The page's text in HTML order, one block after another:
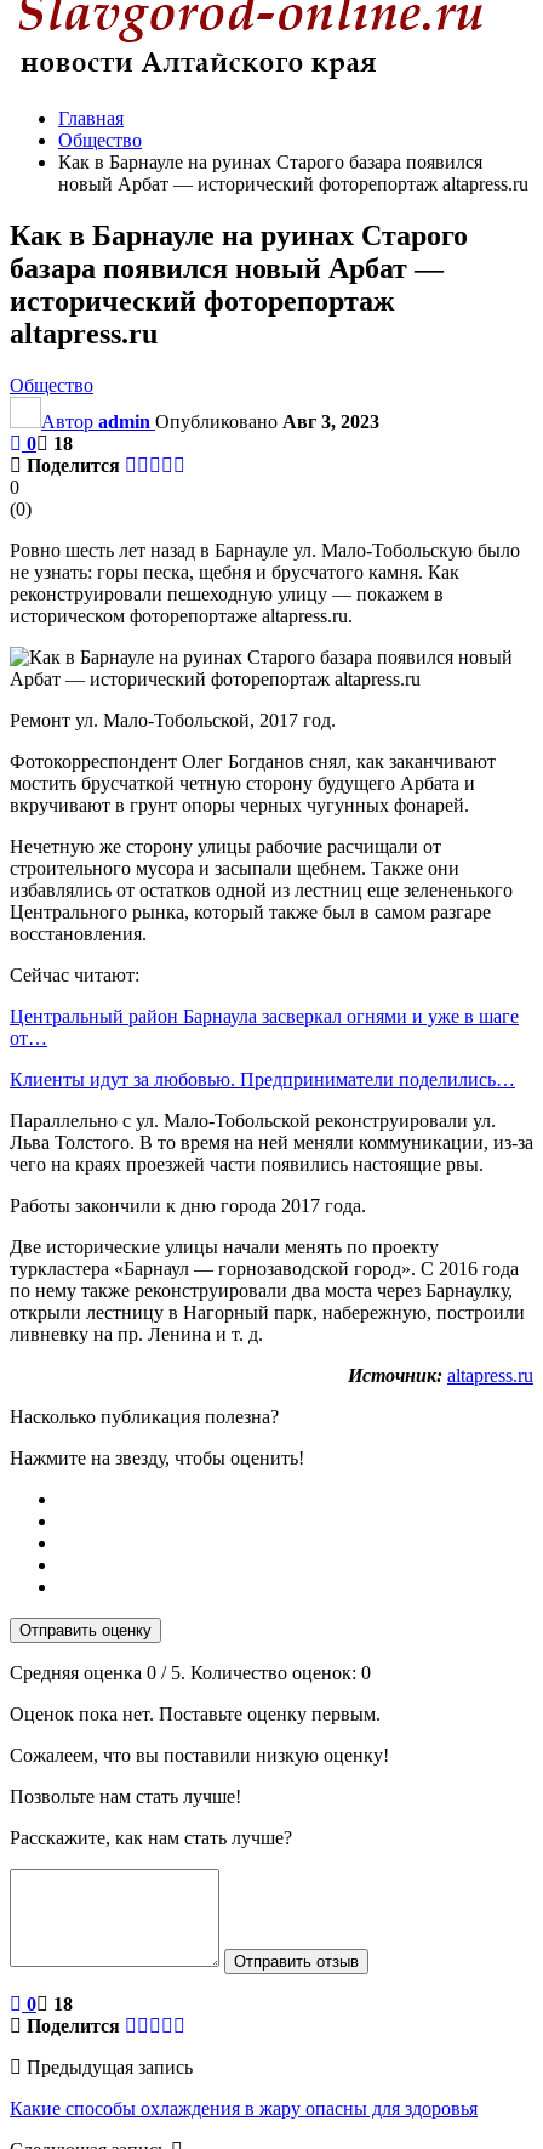
Главная
Общество
Как в Барнауле на руинах Старого базара появился
новый Арбат — исторический фоторепортаж altapress.ru
Как в Барнауле на руинах Старого
базара появился новый Арбат —
исторический фоторепортаж
altapress.ru
Общество
Автор admin Опубликовано Авг 3, 2023
0
18
Поделится
0
(0)
Ровно шесть лет назад в Барнауле ул. Мало-Тобольскую было
не узнать: горы песка, щебня и брусчатого камня. Как
реконструировали пешеходную улицу — покажем в
историческом фоторепортаже altapress.ru.
Ремонт ул. Мало-Тобольской, 2017 год.
Фотокорреспондент Олег Богданов снял, как заканчивают
мостить брусчаткой четную сторону будущего Арбата и
вкручивают в грунт опоры черных чугунных фонарей.
Нечетную же сторону улицы рабочие расчищали от
строительного мусора и засыпали щебнем. Также они
избавлялись от остатков одной из лестниц еще зелененького
Центрального рынка, который также был в самом разгаре
восстановления.
Сейчас читают:
Центральный район Барнаула засверкал огнями и уже в шаге
от…
Клиенты идут за любовью. Предприниматели поделились…
Параллельно с ул. Мало-Тобольской реконструировали ул.
Льва Толстого. В то время на ней меняли коммуникации, из-за
чего на краях проезжей части появились настоящие рвы.
Работы закончили к дню города 2017 года.
Две исторические улицы начали менять по проекту
туркластера «Барнаул — горнозаводской город». С 2016 года
по нему также реконструировали два моста через Барнаулку,
открыли лестницу в Нагорный парк, набережную, построили
ливневку на пр. Ленина и т. д.
Источник: altapress.ru
Насколько публикация полезна?
Нажмите на звезду, чтобы оценить!
Отправить оценку
Средняя оценка 0 / 5. Количество оценок: 0
Оценок пока нет. Поставьте оценку первым.
Сожалеем, что вы поставили низкую оценку!
Позвольте нам стать лучше!
Расскажите, как нам стать лучше?
Отправить отзыв
0
18
Поделится
Предыдущая запись
Какие способы охлаждения в жару опасны для здоровья